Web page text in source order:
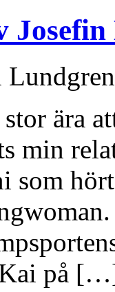
Lundgren
ära
min
som
Kai på